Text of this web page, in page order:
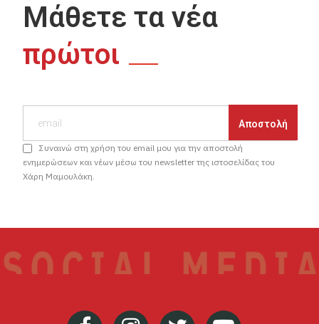
Μάθετε τα νέα
πρώτοι
Συναινώ στη χρήση του email μου για την αποστολή
ενημερώσεων και νέων μέσω του newsletter της ιστοσελίδας του
Χάρη Μαμουλάκη.